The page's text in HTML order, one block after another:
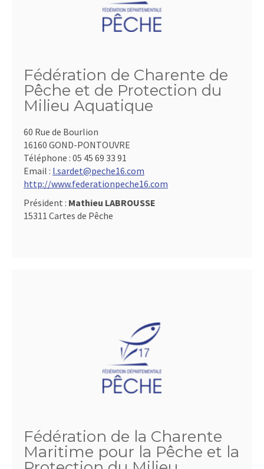
Fédération de Charente de
Pêche et de Protection du
Milieu Aquatique
60 Rue de Bourlion
16160 GOND-PONTOUVRE
Téléphone : 05 45 69 33 91
Email : l.sardet@peche16.com
http://www.federationpeche16.com
Président : Mathieu LABROUSSE
15311 Cartes de Pêche
Fédération de la Charente
Maritime pour la Pêche et la